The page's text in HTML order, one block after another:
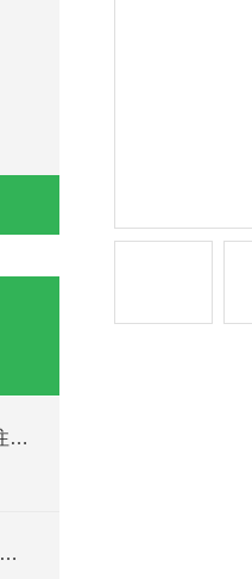
直流模块电源在负载前的几个注意事项说明
CSK-400电流电压传感器-西安浩南电子科技商